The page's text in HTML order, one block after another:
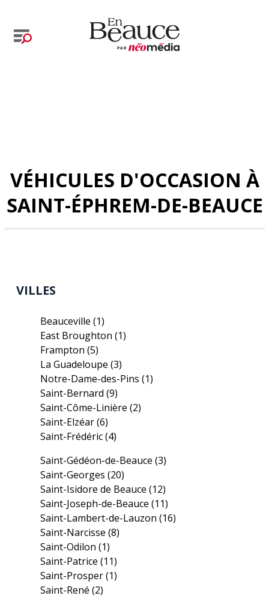
VÉHICULES D'OCCASION À
SAINT-ÉPHREM-DE-BEAUCE
VILLES
Beauceville(1)
East Broughton(1)
Frampton(5)
La Guadeloupe(3)
Notre-Dame-des-Pins(1)
Saint-Bernard(9)
Saint-Côme-Linière(2)
Saint-Elzéar(6)
Saint-Frédéric(4)
Saint-Gédéon-de-Beauce(3)
Saint-Georges(20)
Saint-Isidore de Beauce(12)
Saint-Joseph-de-Beauce(11)
Saint-Lambert-de-Lauzon(16)
Saint-Narcisse(8)
Saint-Odilon(1)
Saint-Patrice(11)
Saint-Prosper(1)
Saint-René(2)